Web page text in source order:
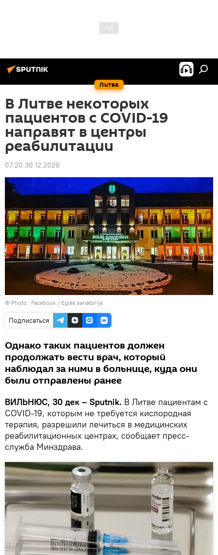
Литва
В Литве некоторых
пациентов с COVID-19
направят в центры
реабилитации
07:20 30.12.2020
© Photo : Facebook / Eglės sanatorija
Подписаться
Однако таких пациентов должен
продолжать вести врач, который
наблюдал за ними в больнице, куда они
были отправлены ранее
ВИЛЬНЮС, 30 дек – Sputnik. В Литве пациентам с
COVID-19, которым не требуется кислородная
терапия, разрешили лечиться в медицинских
реабилитационных центрах, сообщает пресс-
служба Минздрава.